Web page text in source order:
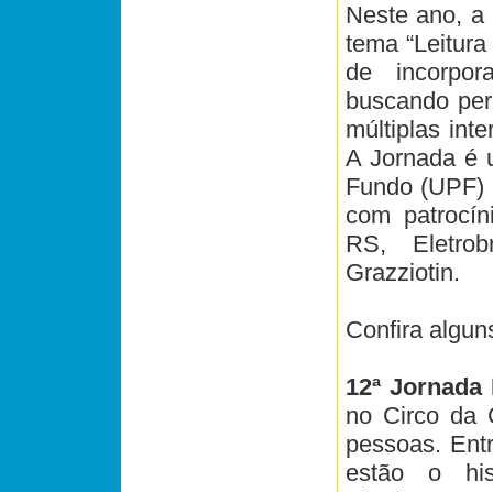
Neste ano, a
tema
de
buscando
múltiplas
A Jornada é
Fundo
com
RS,
Grazziotin.
Confira
12ª
no Circo da
pessoas.
estão o